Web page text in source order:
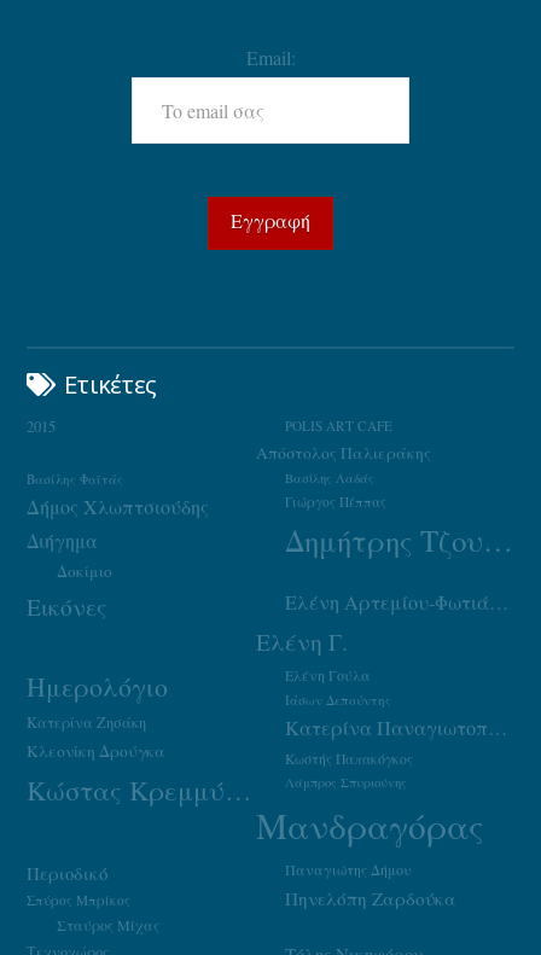
Email:
Ετικέτες
2015 POLIS ART CAFE
Απόστολος Παλιεράκης
Βασίλης Λαδάς
Βασίλης Φαϊτάς
Γιώργος Πέππας
Δήμος Χλωπτσιούδης
Δημήτρης Τζουμάκας
Διήγημα
Δοκίμιο
Εικόνες Ελένη Αρτεμίου-Φωτιάδου
Ελένη Γ.
Ελένη Γούλα
Ημερολόγιο Ιάσων Δεπούντης
Κατερίνα Ζησάκη Κατερίνα Παναγιωτοπούλου
Κλεονίκη Δρούγκα Κωστής Παπακόγκος
Κώστας Κρεμμύδας Λάμπρος Σπυριούνης
Μανδραγόρας
Παναγιώτης Δήμου
Περιοδικό
Πηνελόπη Ζαρδούκα
Σπύρος Μπρίκος
Σταύρος Μίχας
Τεχνοχώρος